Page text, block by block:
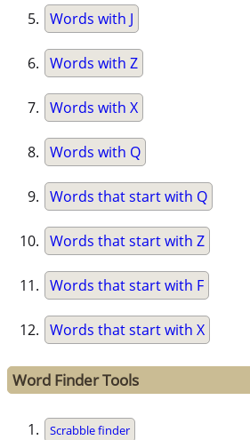
Words with J
Words with Z
Words with X
Words with Q
Words that start with Q
Words that start with Z
Words that start with F
Words that start with X
Word Finder Tools
Scrabble finder